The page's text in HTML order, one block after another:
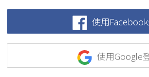
使用
使用Google